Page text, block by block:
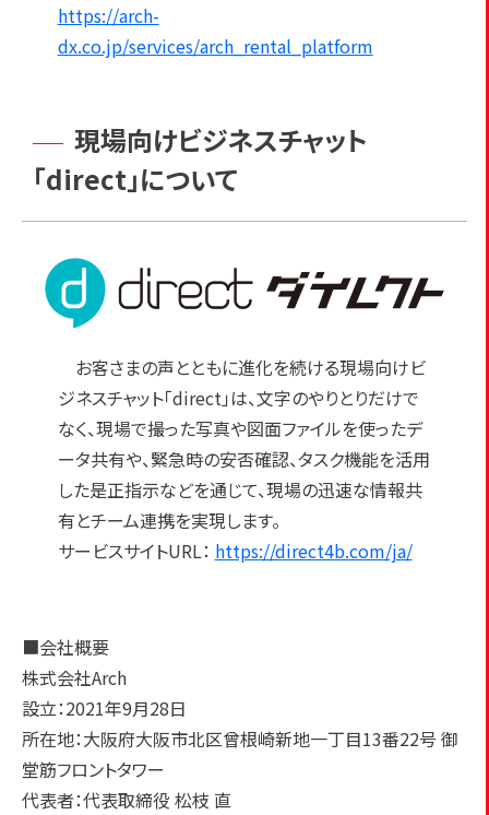
https://arch-
dx.co.jp/services/arch_rental_platform
現場向けビジネスチャット
「direct」について
お客さまの声とともに進化を続ける現場向けビ
ジネスチャット「direct」は、文字のやりとりだけで
なく、現場で撮った写真や図面ファイルを使ったデ
ータ共有や、緊急時の安否確認、タスク機能を活用
した是正指示などを通じて、現場の迅速な情報共
有とチーム連携を実現します。
サービスサイトURL： https://direct4b.com/ja/
■会社概要
株式会社Arch
設立：2021年9月28日
所在地：大阪府大阪市北区曾根崎新地一丁目13番22号 御
堂筋フロントタワー
代表者：代表取締役 松枝 直